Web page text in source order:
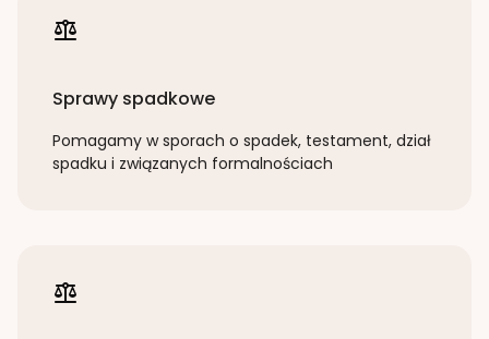
Sprawy spadkowe
Pomagamy w sporach o spadek, testament, dział
spadku i związanych formalnościach